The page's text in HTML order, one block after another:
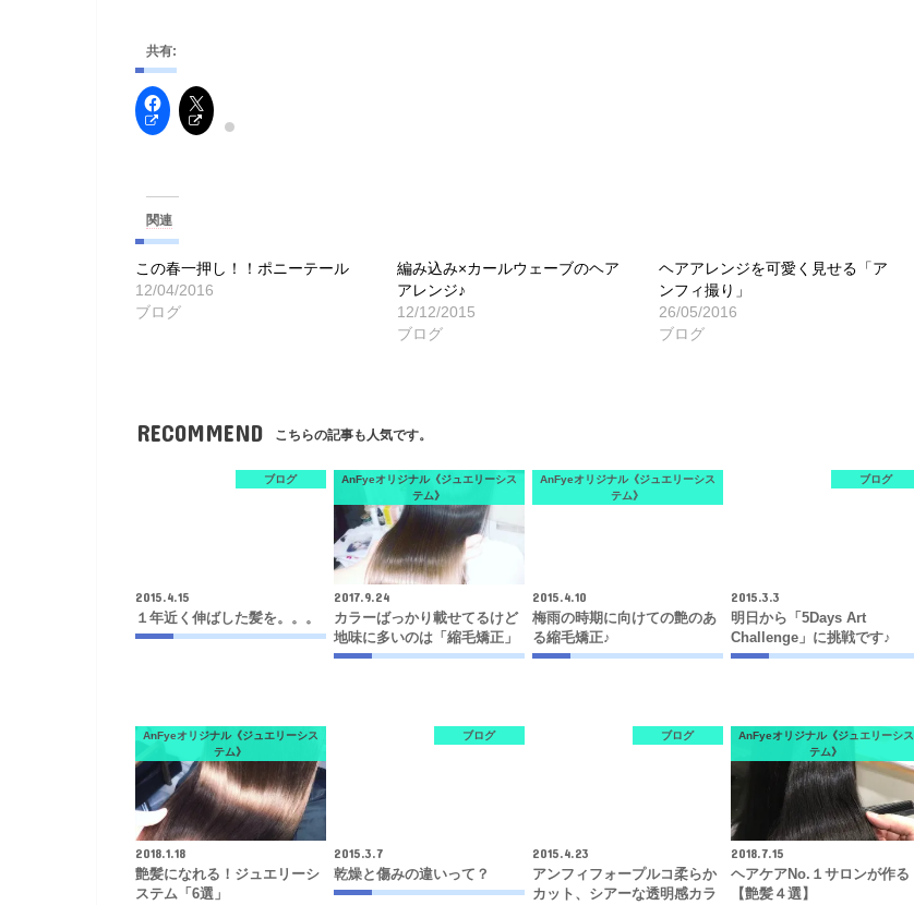
共有:
関連
この春一押し！！ポニーテール
12/04/2016
ブログ
編み込み×カールウェーブのヘア
アレンジ♪
12/12/2015
ブログ
ヘアアレンジを可愛く見せる「ア
ンフィ撮り」
26/05/2016
ブログ
RECOMMEND こちらの記事も人気です。
ブログ
2015.4.15
１年近く伸ばした髪を。。。
AnFyeオリジナル《ジュエリーシス
テム》
2017.9.24
カラーばっかり載せてるけど
地味に多いのは「縮毛矯正」
AnFyeオリジナル《ジュエリーシス
テム》
2015.4.10
梅雨の時期に向けての艶のあ
る縮毛矯正♪
ブログ
2015.3.3
明日から「5Days Art
Challenge」に挑戦です♪
AnFyeオリジナル《ジュエリーシス
テム》
2018.1.18
艶髪になれる！ジュエリーシ
ステム「6選」
ブログ
2015.3.7
乾燥と傷みの違いって？
ブログ
2015.4.23
アンフィフォープルコ柔らか
カット、シアーな透明感カラ
AnFyeオリジナル《ジュエリーシス
テム》
2018.7.15
ヘアケアNo.１サロンが作る
【艶髪４選】